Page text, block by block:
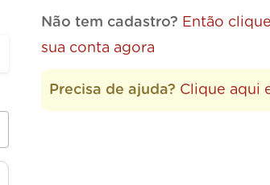
Não tem cadastro? Então
sua conta agora
Precisa de ajuda? Clique aqui